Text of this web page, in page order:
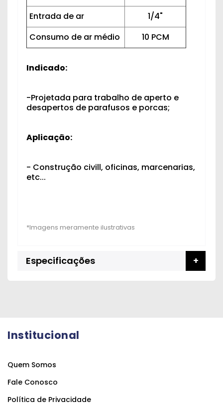
Entrada de ar
1/4"
Consumo de ar médio
10 PCM
Indicado:
-Projetada para trabalho de aperto e
desapertos de parafusos e porcas;
Aplicação:
- Construção civill, oficinas, marcenarias,
etc...
Especificações
Institucional
Quem Somos
Fale Conosco
Política de Privacidade